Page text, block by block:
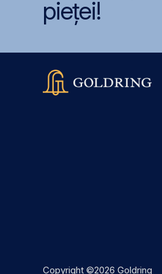
pieței!
Copyright ©2026 Goldring